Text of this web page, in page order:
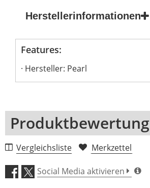
Herstellerinformationen
Features:
Hersteller: Pearl
Produktbewertung
1 Rezension
5 Sterne
4 Sterne
Vergleichsliste Merkzettel
Social Media aktivieren